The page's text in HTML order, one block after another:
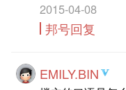
2015-04-08
邦号回复
EMILY.BIN